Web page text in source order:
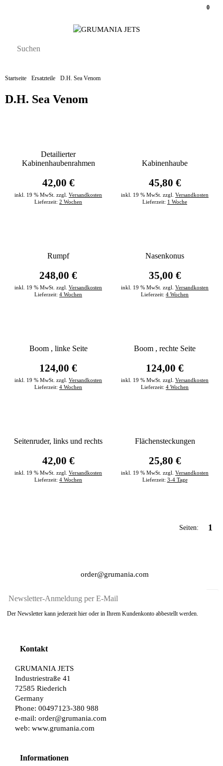
0
Startseite Ersatzteile D.H. Sea Venom
D.H. Sea Venom
Detailierter
Kabinenhaubenrahmen
42,00 €
inkl. 19 % MwSt. zzgl. Versandkosten
Lieferzeit: 2 Wochen
Kabinenhaube
45,80 €
inkl. 19 % MwSt. zzgl. Versandkosten
Lieferzeit: 1 Woche
Rumpf
248,00 €
inkl. 19 % MwSt. zzgl. Versandkosten
Lieferzeit: 4 Wochen
Nasenkonus
35,00 €
inkl. 19 % MwSt. zzgl. Versandkosten
Lieferzeit: 4 Wochen
Boom , linke Seite
124,00 €
inkl. 19 % MwSt. zzgl. Versandkosten
Lieferzeit: 4 Wochen
Boom , rechte Seite
124,00 €
inkl. 19 % MwSt. zzgl. Versandkosten
Lieferzeit: 4 Wochen
Seitenruder, links und rechts
42,00 €
inkl. 19 % MwSt. zzgl. Versandkosten
Lieferzeit: 4 Wochen
Flächensteckungen
25,80 €
inkl. 19 % MwSt. zzgl. Versandkosten
Lieferzeit: 3-4 Tage
Seiten: 1
order@grumania.com
Der Newsletter kann jederzeit hier oder in Ihrem Kundenkonto abbestellt werden.
Kontakt
GRUMANIA JETS
Industriestraße 41
72585 Riederich
Germany
Phone: 00497123-380 988
e-mail: order@grumania.com
web: www.grumania.com
Informationen